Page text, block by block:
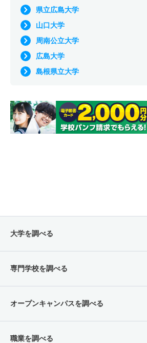
県立広島大学
山口大学
周南公立大学
広島大学
島根県立大学
大学を調べる
専門学校を調べる
オープンキャンパスを調べる
職業を調べる